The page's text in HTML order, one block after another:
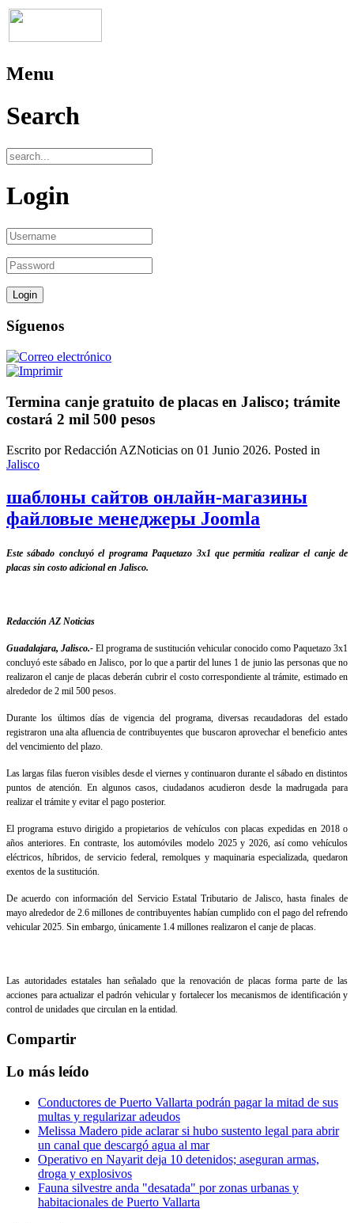
Menu
Search
Login
Síguenos
Termina canje gratuito de placas en Jalisco; trámite
costará 2 mil 500 pesos
Escrito por Redacción AZNoticias on 01 Junio 2026. Posted in
Jalisco
шаблоны сайтов онлайн-магазины
файловые менеджеры Joomla
Este sábado concluyó el programa Paquetazo 3x1 que permitía realizar el canje de
placas sin costo adicional en Jalisco.
Redacción AZ Noticias
Guadalajara, Jalisco.- El programa de sustitución vehicular conocido como Paquetazo 3x1
concluyó este sábado en Jalisco, por lo que a partir del lunes 1 de junio las personas que no
realizaron el canje de placas deberán cubrir el costo correspondiente al trámite, estimado en
alrededor de 2 mil 500 pesos.
Durante los últimos días de vigencia del programa, diversas recaudadoras del estado
registraron una alta afluencia de contribuyentes que buscaron aprovechar el beneficio antes
del vencimiento del plazo.
Las largas filas fueron visibles desde el viernes y continuaron durante el sábado en distintos
puntos de atención. En algunos casos, ciudadanos acudieron desde la madrugada para
realizar el trámite y evitar el pago posterior.
El programa estuvo dirigido a propietarios de vehículos con placas expedidas en 2018 o
años anteriores. En contraste, los automóviles modelo 2025 y 2026, así como vehículos
eléctricos, híbridos, de servicio federal, remolques y maquinaria especializada, quedaron
exentos de la sustitución.
De acuerdo con información del Servicio Estatal Tributario de Jalisco, hasta finales de
mayo alrededor de 2.6 millones de contribuyentes habían cumplido con el pago del refrendo
vehicular 2025. Sin embargo, únicamente 1.4 millones realizaron el canje de placas.
Las autoridades estatales han señalado que la renovación de placas forma parte de las
acciones para actualizar el padrón vehicular y fortalecer los mecanismos de identificación y
control de unidades que circulan en la entidad.
Compartir
Lo más leído
Conductores de Puerto Vallarta podrán pagar la mitad de sus
multas y regularizar adeudos
Melissa Madero pide aclarar si hubo sustento legal para abrir
un canal que descargó agua al mar
Operativo en Nayarit deja 10 detenidos; aseguran armas,
droga y explosivos
Fauna silvestre anda "desatada" por zonas urbanas y
habitacionales de Puerto Vallarta